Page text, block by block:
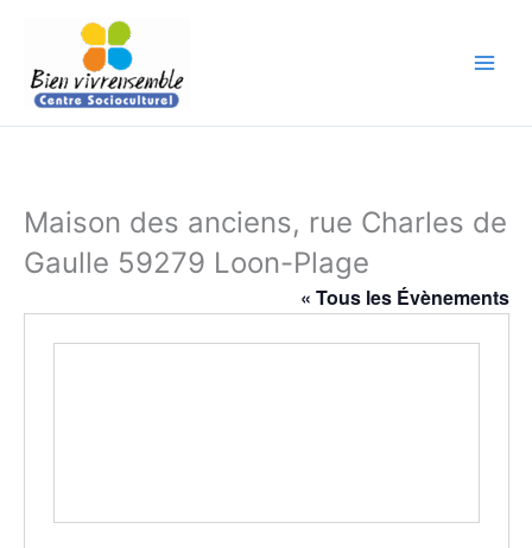
contenu
Maison des anciens, rue Charles de
Gaulle 59279 Loon-Plage
« Tous les Évènements